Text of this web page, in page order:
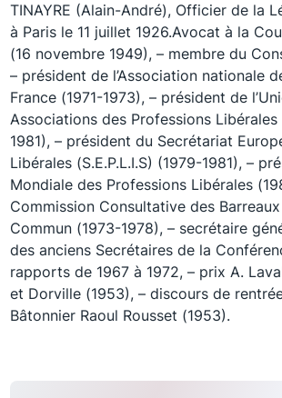
TINAYRE (Alain-André), Officier de la
à Paris le 11 juillet 1926.Avocat à la
(16 novembre 1949), – membre du
– président de l’Association nationale
France (1971-1973), – président de
Associations des Professions Libérales
1981), – président du Secrétariat
Libérales (S.E.P.L.I.S) (1979-1981), –
Mondiale des Professions Libérales
Commission Consultative des
Commun (1973-1978), – secrétaire
des anciens Secrétaires de la
rapports de 1967 à 1972, – prix A.
et Dorville (1953), – discours de
Bâtonnier Raoul Rousset (1953).
Suivez-